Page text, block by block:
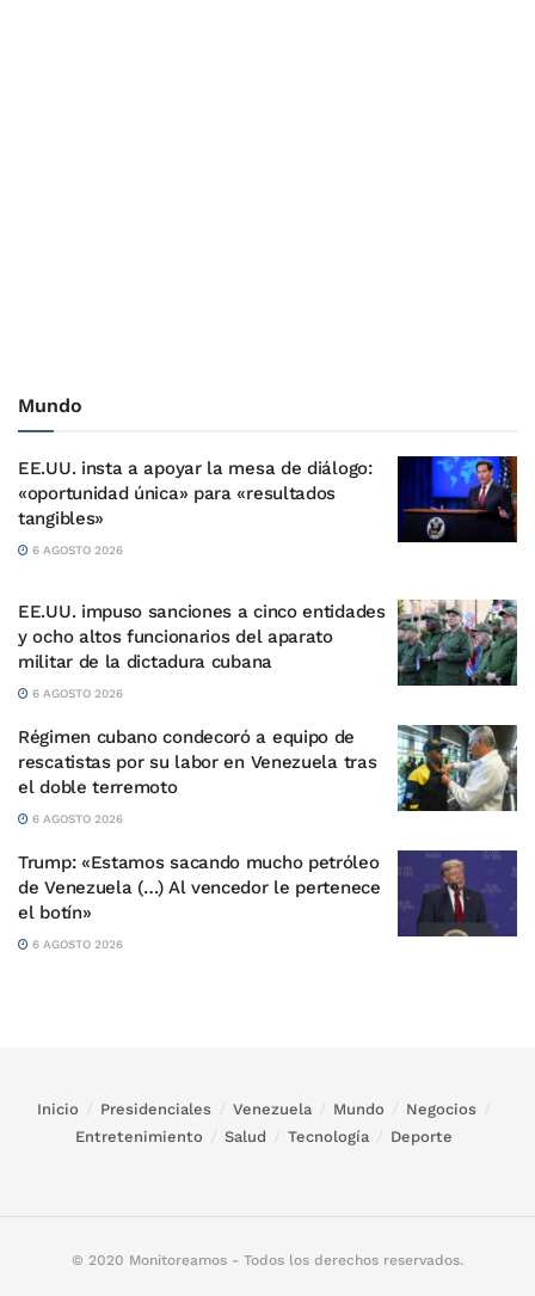
Mundo
EE.UU. insta a apoyar la mesa de diálogo:
«oportunidad única» para «resultados
tangibles»
6 AGOSTO 2026
EE.UU. impuso sanciones a cinco entidades
y ocho altos funcionarios del aparato
militar de la dictadura cubana
6 AGOSTO 2026
Régimen cubano condecoró a equipo de
rescatistas por su labor en Venezuela tras
el doble terremoto
6 AGOSTO 2026
Trump: «Estamos sacando mucho petróleo
de Venezuela (…) Al vencedor le pertenece
el botín»
6 AGOSTO 2026
Inicio Presidenciales Venezuela Mundo
Negocios
Entretenimiento
Salud Tecnología Deporte
© 2020 Monitoreamos - Todos los derechos reservados.